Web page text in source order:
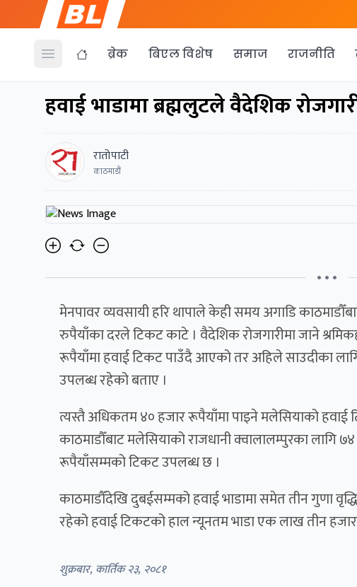
Open menu ब्रेक बिएल विशेष समाज राजनीति
हवाई भाडामा ब्रह्मलुटले वैदेशिक
रातोपाटी
काठमाडौं
• • •
मेनपावर व्यवसायी हरि थापाले केही समय अगाडि
रुपैयाँका दरले टिकट काटे । वैदेशिक रोजगारीमा जाने
रूपैयाँमा हवाई टिकट पाउँदै आएको तर अहिले साउदीका
उपलब्ध रहेको बताए ।
त्यस्तै अधिकतम ४० हजार रूपैयाँमा पाइने मलेसियाको
काठमाडौँबाट मलेसियाको राजधानी क्वालालम्पुरका लागि
रूपैयाँसम्मको टिकट उपलब्ध छ ।
काठमाडौँदेखि दुबईसम्मको हवाई भाडामा समेत तीन गुणा
रहेको हवाई टिकटको हाल न्यूनतम भाडा एक लाख तीन
शुक्रबार, कार्तिक २३, २०८१